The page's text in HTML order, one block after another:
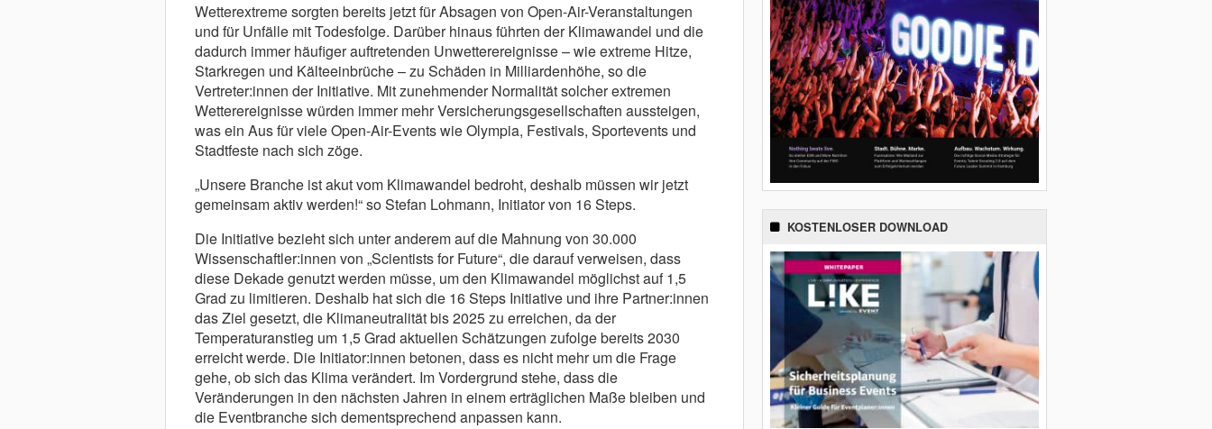
Wetterextreme sorgten bereits jetzt für Absagen von Open-Air-Veranstaltungen
und für Unfälle mit Todesfolge. Darüber hinaus führten der Klimawandel und die
dadurch immer häufiger auftretenden Unwetterereignisse – wie extreme Hitze,
Starkregen und Kälteeinbrüche – zu Schäden in Milliardenhöhe, so die
Vertreter:innen der Initiative. Mit zunehmender Normalität solcher extremen
Wetterereignisse würden immer mehr Versicherungsgesellschaften aussteigen,
was ein Aus für viele Open-Air-Events wie Olympia, Festivals, Sportevents und
Stadtfeste nach sich zöge.
„Unsere Branche ist akut vom Klimawandel bedroht, deshalb müssen wir jetzt
gemeinsam aktiv werden!“ so Stefan Lohmann, Initiator von 16 Steps.
Die Initiative bezieht sich unter anderem auf die Mahnung von 30.000
Wissenschaftler:innen von „Scientists for Future“, die darauf verweisen, dass
diese Dekade genutzt werden müsse, um den Klimawandel möglichst auf 1,5
Grad zu limitieren. Deshalb hat sich die 16 Steps Initiative und ihre Partner:innen
das Ziel gesetzt, die Klimaneutralität bis 2025 zu erreichen, da der
Temperaturanstieg um 1,5 Grad aktuellen Schätzungen zufolge bereits 2030
erreicht werde. Die Initiator:innen betonen, dass es nicht mehr um die Frage
gehe, ob sich das Klima verändert. Im Vordergrund stehe, dass die
Veränderungen in den nächsten Jahren in einem erträglichen Maße bleiben und
die Eventbranche sich dementsprechend anpassen kann.
KOSTENLOSER DOWNLOAD